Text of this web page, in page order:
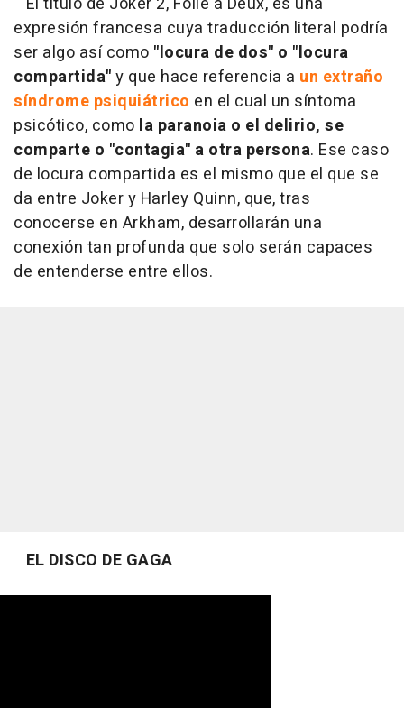
expresión francesa cuya traducción literal podría
ser algo así como "locura de dos" o "locura
compartida"y que hace referencia a un extraño
síndrome psiquiátrico en el cual un síntoma
psicótico, como la paranoia o el delirio, se
comparte o "contagia" a otra persona. Ese caso
de locura compartida es el mismo que el que se
da entre Joker y Harley Quinn, que, tras
conocerse en Arkham, desarrollarán una
conexión tan profunda que solo serán capaces
de entenderse entre ellos.
EL DISCO DE GAGA